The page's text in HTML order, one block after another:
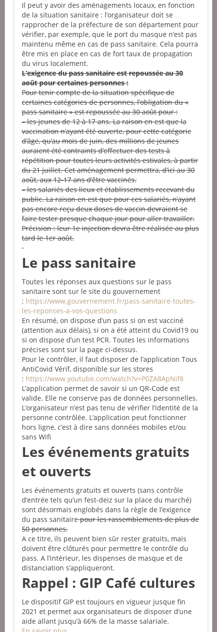
Il peut y avoir des aménagements locaux, en fonction
de la situation sanitaire : l’organisateur doit se
rapprocher de la préfecture de son département pour
vérifier, par exemple, que le port du masque n’est pas
maintenu même en cas de pass sanitaire. Cela pourra
être mis en place en cas de fort taux de propagation
du virus localement.
L’exigence du pass sanitaire est repoussée au 30
août pour certaines personnes :
Pour tenir compte de la situation spécifique de
certaines catégories de personnes, l’obligation du «
pass sanitaire » est repoussée au 30 août pour :
– les jeunes de 12 à 17 ans. La raison en est que la
vaccination n’ayant été ouverte, pour cette catégorie
d’âge, qu’au mois de juin, des millions de jeunes
auraient été contraints d’effectuer des tests à
répétition pour toutes leurs activités estivales, à partir
du 21 juillet. Cet aménagement permettra, d’ici au 30
août, aux 12-17 ans d’être vaccinés.
– les salariés des lieux et établissements recevant du
public. La raison en est que pour ces salariés, n’ayant
pas encore reçu deux doses de vaccin devraient se
faire tester presque chaque jour pour aller travailler.
Précision : leur 1e injection devra être réalisée au plus
tard le 1er août.
Le pass sanitaire
Toutes les réponses aux questions sur le pass
sanitaire sont sur le site du gouvernement
: https://www.gouvernement.fr/pass-sanitaire-toutes-
les-reponses-a-vos-questions
En résumé, on dispose d’un pass si on est vacciné
(attention aux délais), si on a été atteint du Covid19 ou
si on dispose d’un test PCR. Toutes les informations
précises sont sur la page ci-dessus.
Pour le contrôler, il faut disposer de l’application Tous
AntiCovid Vérif, disponible sur les stores
: https://www.youtube.com/watch?v=P0ZA8ApNif8
L’application permet de savoir si un QR-Code est
valide. Elle ne conserve pas de données personnelles.
L’organisateur n’est pas tenu de vérifier l’identité de la
personne contrôlée. L’application peut fonctionner
hors ligne, c’est à dire sans données mobiles et/ou
sans Wifi
Les événements gratuits
et ouverts
Les événements gratuits et ouverts (sans contrôle
d’entrée tels qu’un fest-deiz sur la place du marché)
sont désormais englobés dans la règle de l’exigence
du pass sanitairepour les rassemblements de plus de
50 personnes.
A ce titre, ils peuvent bien sûr rester gratuits, mais
doivent être clôturés pour permettre le contrôle du
pass. A l’intérieur, les dispenses de masque et de
distanciation s’appliqueront.
Rappel : GIP Café cultures
Le dispositif GIP est toujours en vigueur jusque fin
2021 et permet aux organisateurs de disposer d’une
aide allant jusqu’à 66% de la masse salariale.